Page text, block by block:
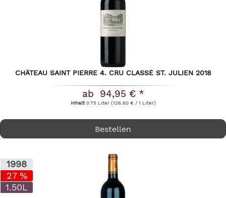
CHÂTEAU SAINT PIERRE 4. CRU CLASSÉ ST. JULIEN 2018
ab 94,95 € *
Inhalt0.75 Liter (126,60 € / 1 Liter)
Bestellen
1998
27 %
1.50L